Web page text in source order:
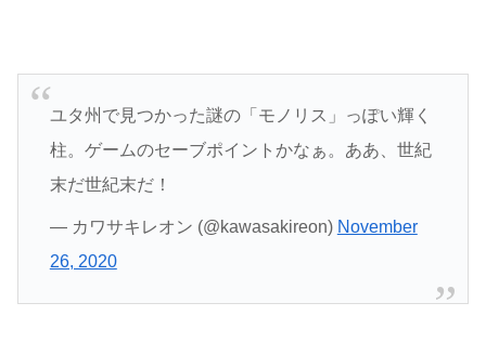
ユタ州で見つかった謎の「モノリス」っぽい輝く
柱。ゲームのセーブポイントかなぁ。ああ、世紀
末だ世紀末だ！
— カワサキレオン (@kawasakireon) November
26, 2020